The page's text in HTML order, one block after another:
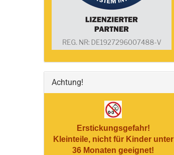
Achtung!
Erstickungsgefahr!
Kleinteile, nicht für Kinder unter
36 Monaten geeignet!